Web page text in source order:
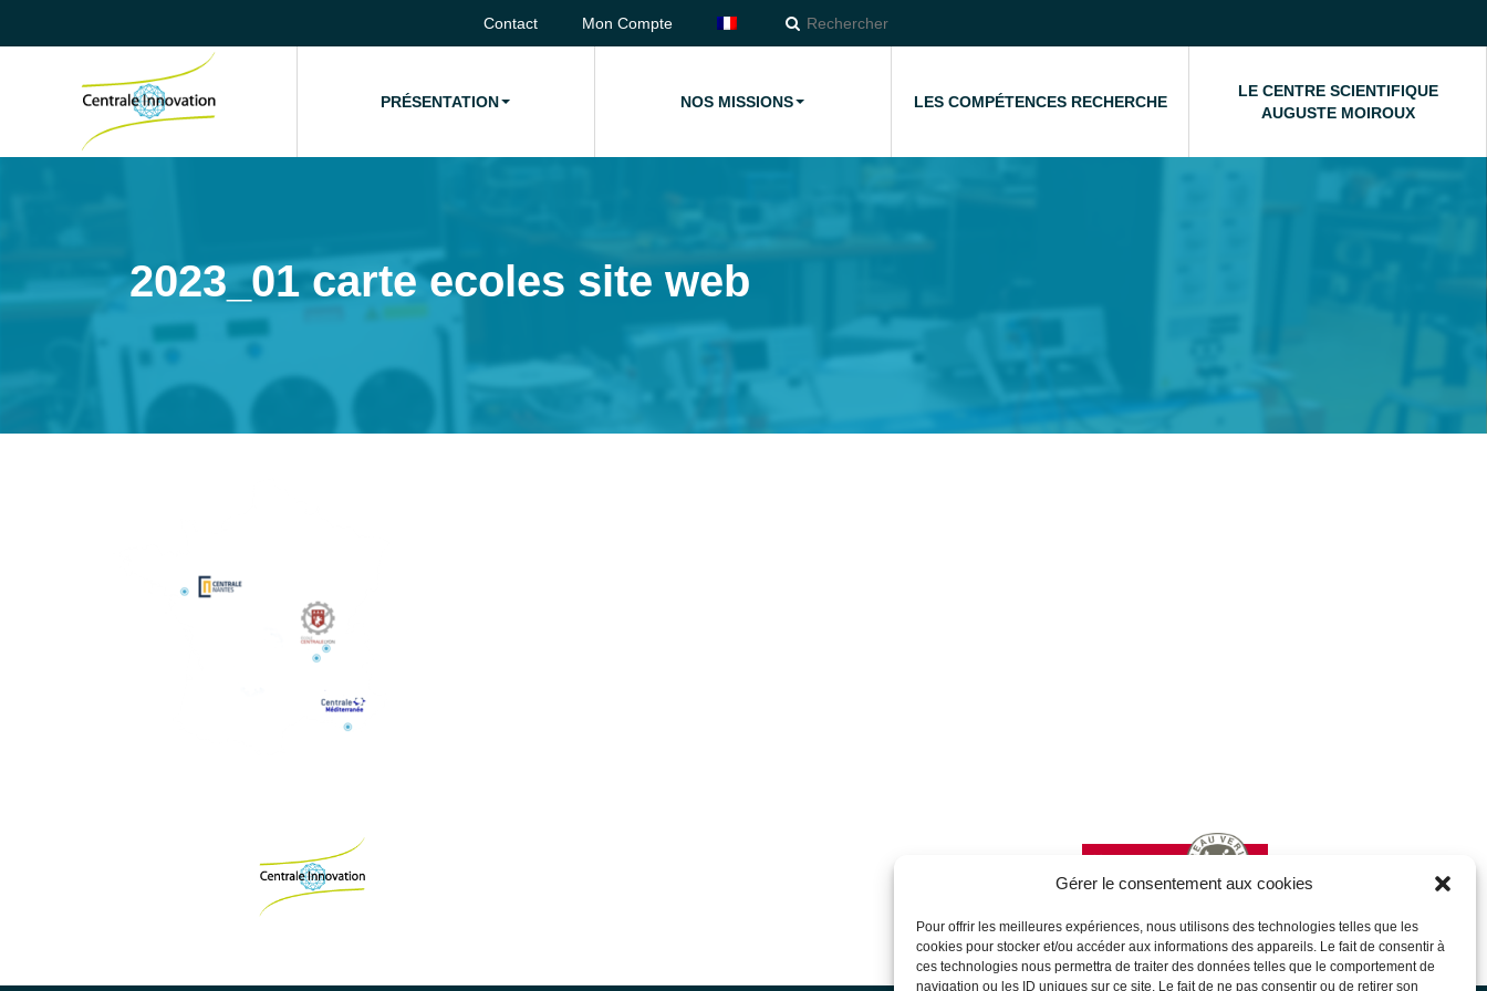
Gérer le consentement aux cookies
Pour offrir les meilleures expériences, nous utilisons des technologies telles que les
cookies pour stocker et/ou accéder aux informations des appareils. Le fait de consentir à
ces technologies nous permettra de traiter des données telles que le comportement de
navigation ou les ID uniques sur ce site. Le fait de ne pas consentir ou de retirer son
Contact Mon Compte
ACCUEIL PRÉSENTATION NOS MISSIONS LES COMPÉTENCES RECHERCHE
LE CENTRE SCIENTIFIQUE
AUGUSTE MOIROUX
2023_01 carte ecoles site web